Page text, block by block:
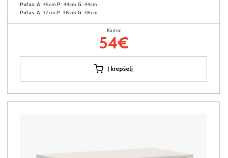
Pufas: A: 45cm P: 44cm G: 44cm
Pufas: A: 37cm P: 38cm G: 38cm
Kaina:
54€
Į krepšelį